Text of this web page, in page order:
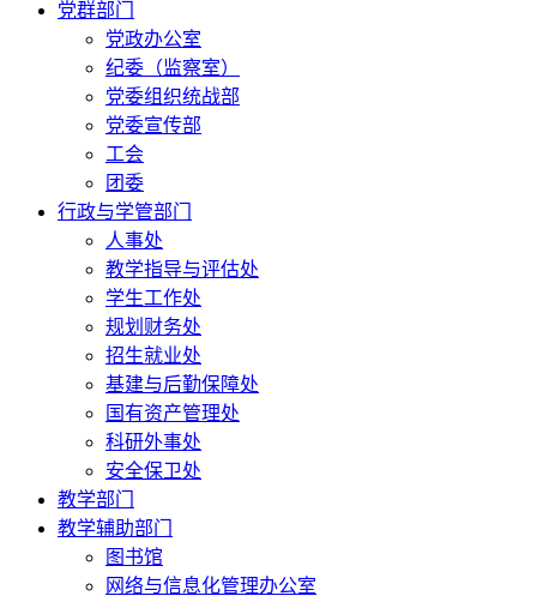
党群部门
党政办公室
纪委（监察室）
党委组织统战部
党委宣传部
工会
团委
行政与学管部门
人事处
教学指导与评估处
学生工作处
规划财务处
招生就业处
基建与后勤保障处
国有资产管理处
科研外事处
安全保卫处
教学部门
教学辅助部门
图书馆
网络与信息化管理办公室